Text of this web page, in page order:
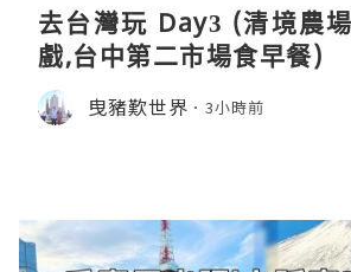
去台灣玩 Day3 (清境農
戲,台中第二市場食早餐)
曳豬歎世界 3小時前